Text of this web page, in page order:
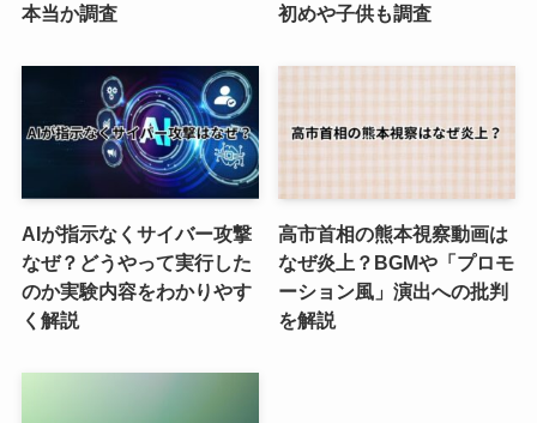
本当か調査
初めや子供も調査
AIが指示なくサイバー攻撃
なぜ？どうやって実行した
のか実験内容をわかりやす
く解説
高市首相の熊本視察動画は
なぜ炎上？BGMや「プロモ
ーション風」演出への批判
を解説